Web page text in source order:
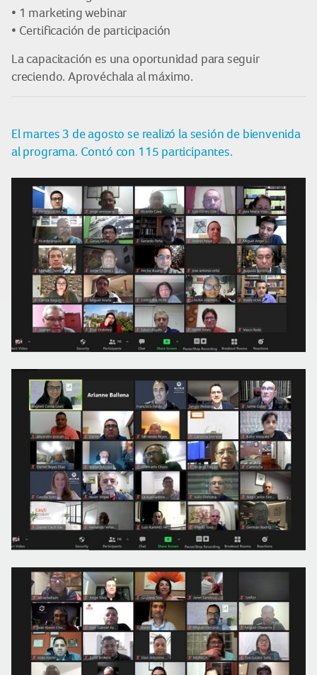
• 1 marketing webinar
• Certificación de participación
La capacitación es una oportunidad para seguir
creciendo. Aprovéchala al máximo.
El martes 3 de agosto se realizó la sesión de bienvenida
al programa. Contó con 115 participantes.